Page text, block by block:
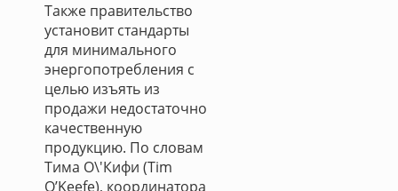
Также правительство
установит стандарты
для минимального
энергопотребления с
целью изъять из
продажи недостаточно
качественную
продукцию. По словам
Тима О\'Кифи (Tim
O’Keefe), координатора